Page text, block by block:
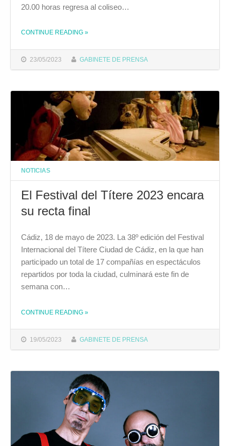
23/05/2023 GABINETE DE PRENSA
20.00 horas regresa al coliseo…
CONTINUE READING THE "EL TEATRO DE PIEL VUELVE ESTE MIÉRCOLES AL FALLA CON LAS HERMANAS PICOHUESO Y SU OBRA ‘SÓLO SON COSAS’"
»
NOTICIAS
El Festival del Títere 2023 encara
su recta final
19/05/2023 GABINETE DE PRENSA
Cádiz, 18 de mayo de 2023. La 38º edición del Festival
Internacional del Títere Ciudad de Cádiz, en la que han
participado un total de 17 compañías en espectáculos
repartidos por toda la ciudad, culminará este fin de
semana con…
CONTINUE READING THE "EL FESTIVAL DEL TÍTERE 2023 ENCARA SU RECTA FINAL"
»